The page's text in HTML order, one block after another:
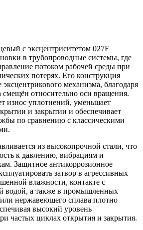
с эксцентриситетом 027F
в трубопроводные системы, где
потоком рабочей среды при
потерях. Его конструкция
механизма, благодаря
смещён относительно оси вращения.
износ уплотнений, уменьшает
и закрытии и обеспечивает
по сравнению с классическими
из высокопрочной стали, что
к давлению, вибрациям и
Защитное антикоррозионное
затвор в агрессивных
влажности, контакте с
водой, а также в промышленных
нержавеющего сплава плотно
высокий уровень
частых циклах открытия и закрытия.